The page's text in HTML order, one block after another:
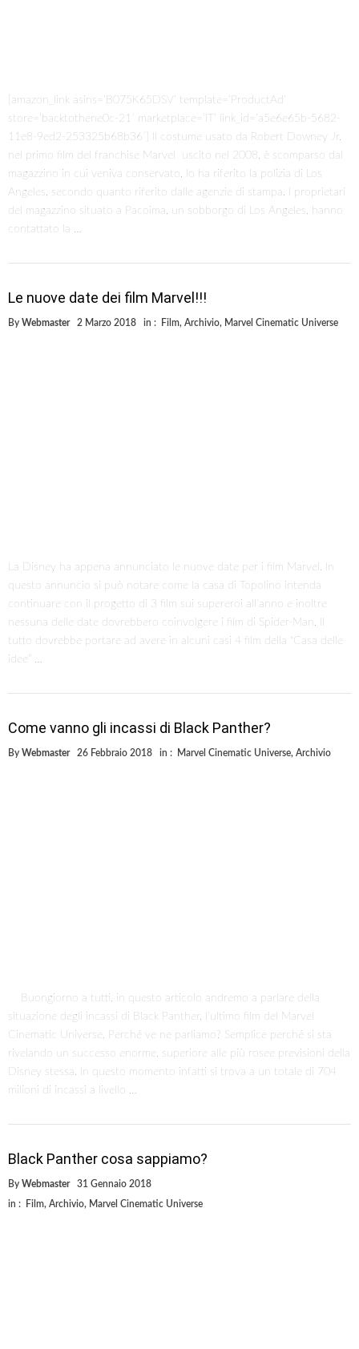
[amazon_link asins=’B075K65DSV’ template=’ProductAd’
store=’backtothene0c-21′ marketplace=’IT’ link_id=’a5e6e65b-5682-
11e8-9ed2-253325b68b36′] Il costume usato da Robert Downey Jr.
nel primo film del franchise Marvel uscito nel 2008, è scomparso dal
magazzino in cui veniva conservato, lo ha riferito la polizia di Los
Angeles, secondo quanto riferito dalle agenzie di stampa. I proprietari
del magazzino situato a Pacoima, un sobborgo di Los Angeles, hanno
contattato la …
Le nuove date dei film Marvel!!!
By Webmaster 2 Marzo 2018 in : Film, Archivio, Marvel Cinematic Universe
La Disney ha appena annunciato le nuove date per i film Marvel. In
questo annuncio si può notare come la casa di Topolino intenda
continuare con il progetto di 3 film sui supereroi all’anno e inoltre
nessuna delle date dovrebbero coinvolgere i film di Spider-Man. Il
tutto dovrebbe portare ad avere in alcuni casi 4 film della “Casa delle
idee” …
Come vanno gli incassi di Black Panther?
By Webmaster 26 Febbraio 2018 in : Marvel Cinematic Universe, Archivio
Buongiorno a tutti, in questo articolo andremo a parlare della
situazione degli incassi di Black Panther, l’ultimo film del Marvel
Cinematic Universe. Perché ve ne parliamo? Semplice perché si sta
rivelando un successo enorme, superiore alle più rosee previsioni della
Disney stessa. In questo momento infatti si trova a un totale di 704
milioni di incassi a livello …
Black Panther cosa sappiamo?
By Webmaster 31 Gennaio 2018
in : Film, Archivio, Marvel Cinematic Universe